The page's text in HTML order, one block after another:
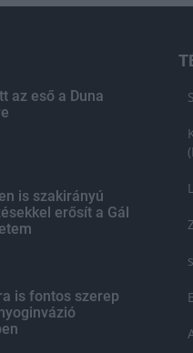
az eső a Duna
is szakirányú
erősít a Gál
is fontos szerep